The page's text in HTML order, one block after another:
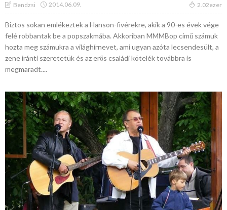
Bendzsi 2014.06.09. 2.02ezer
Biztos sokan emlékeztek a Hanson-fivérekre, akik a 90-es évek vége
felé robbantak be a popszakmába. Akkoriban MMMBop című számuk
hozta meg számukra a világhírnevet, ami ugyan azóta lecsendesült, a
zene iránti szeretetük és az erős családi kötelék továbbra is
megmaradt....